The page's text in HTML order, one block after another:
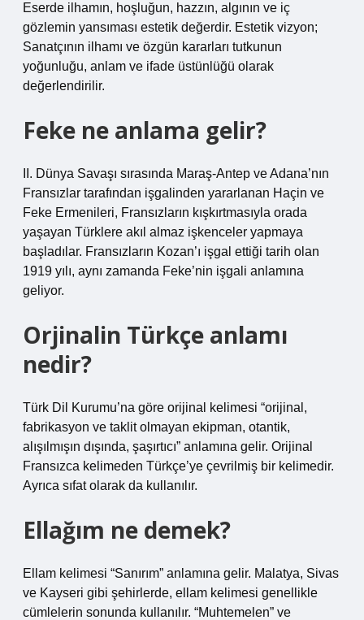
Eserde ilhamın, hoşluğun, hazzın, algının ve iç
gözlemin yansıması estetik değerdir. Estetik vizyon;
Sanatçının ilhamı ve özgün kararları tutkunun
yoğunluğu, anlam ve ifade üstünlüğü olarak
değerlendirilir.
Feke ne anlama gelir?
II. Dünya Savaşı sırasında Maraş-Antep ve Adana’nın
Fransızlar tarafından işgalinden yararlanan Haçin ve
Feke Ermenileri, Fransızların kışkırtmasıyla orada
yaşayan Türklere akıl almaz işkenceler yapmaya
başladılar. Fransızların Kozan’ı işgal ettiği tarih olan
1919 yılı, aynı zamanda Feke’nin işgali anlamına
geliyor.
Orjinalin Türkçe anlamı
nedir?
Türk Dil Kurumu’na göre orijinal kelimesi “orijinal,
fabrikasyon ve taklit olmayan ekipman, otantik,
alışılmışın dışında, şaşırtıcı” anlamına gelir. Orijinal
Fransızca kelimeden Türkçe’ye çevrilmiş bir kelimedir.
Ayrıca sıfat olarak da kullanılır.
Ellağım ne demek?
Ellam kelimesi “Sanırım” anlamına gelir. Malatya, Sivas
ve Kayseri gibi şehirlerde, ellam kelimesi genellikle
cümlelerin sonunda kullanılır. “Muhtemelen” ve